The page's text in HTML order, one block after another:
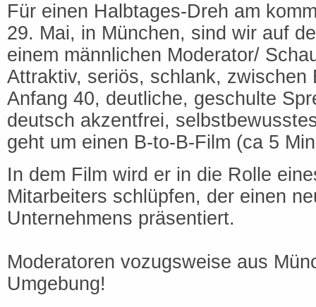
Für einen Halbtages-Dreh am
29. Mai, in München, sind wir auf
einem männlichen Moderator/
Attraktiv, seriös, schlank, zwischen
Anfang 40, deutliche, geschulte
deutsch akzentfrei,
geht um einen B-to-B-Film (ca 5
In dem Film wird er in die Rolle
Mitarbeiters schlüpfen, der einen
Unternehmens präsentiert.
Moderatoren vozugsweise aus
Umgebung!